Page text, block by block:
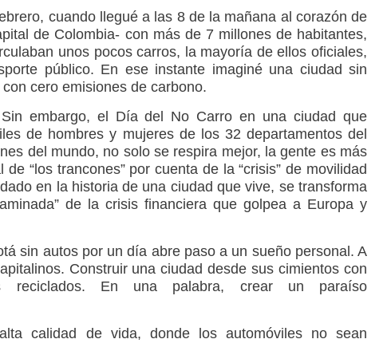
cuando llegué a las 8 de la mañana al corazón de
de Colombia- con más de 7 millones de habitantes,
unos pocos carros, la mayoría de ellos oficiales,
público. En ese instante imaginé una ciudad sin
cero emisiones de carbono.
embargo, el Día del No Carro en una ciudad que
de hombres y mujeres de los 32 departamentos del
del mundo, no solo se respira mejor, la gente es más
“los trancones” por cuenta de la “crisis” de movilidad
en la historia de una ciudad que vive, se transforma
de la crisis financiera que golpea a Europa y
sin autos por un día abre paso a un sueño personal. A
Construir una ciudad desde sus cimientos con
reciclados. En una palabra, crear un paraíso
calidad de vida, donde los automóviles no sean